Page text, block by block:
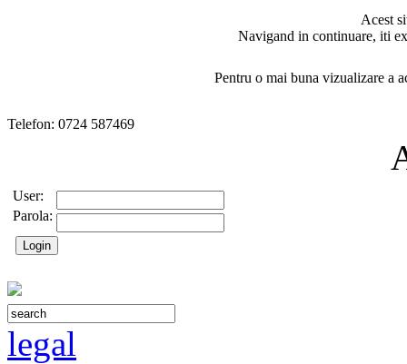
Acest
Navigand in continuare, iti
Pentru o mai buna vizualizare a
Telefon: 0724 587469
User:
Parola:
legal